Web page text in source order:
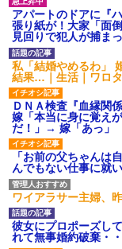
【画像】女上司(30)
きます！」
嫁が涙声で『会いた
んな時間に誰と電話
泣」俺（キターー）
【驚愕】5000円でＪ
父が他界→父のフリ
ことは謝ります。ご
って知ってるの？」
アパートのドアに『
張り紙が！大家「面
見回りで犯人が捕ま
私「結婚やめるわ」
結果…｜生活｜ワロ
ＤＮＡ検査『血縁関
嫁「本当に身に覚え
だ！」→ 嫁「あっ」
「お前の父ちゃんは
んでもない仕事に就
ワイアラサー主婦、
彼女にプロポーズし
れて無事婚約破棄・・